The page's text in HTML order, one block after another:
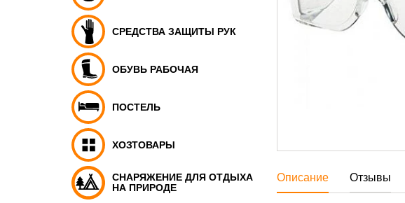
СРЕДСТВА ЗАЩИТЫ РУК
ОБУВЬ РАБОЧАЯ
ПОСТЕЛЬ
ХОЗТОВАРЫ
СНАРЯЖЕНИЕ ДЛЯ ОТДЫХА
НА ПРИРОДЕ
Описание Отзывы